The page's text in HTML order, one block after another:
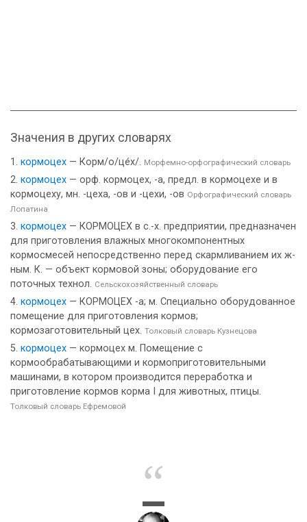
Значения в других словарях
кормоцех — Корм/о/це́х/. Морфемно-орфографический словарь
кормоцех — орф. кормоцех, -а, предл. в кормоцехе и в
кормоцеху, мн. -цеха, -ов и -цехи, -ов Орфографический словарь
Лопатина
кормоцех — КОРМОЦЕХ в с.-х. предприятии, предназначен
для приготовления влажных многокомпонентных
кормосмесей непосредственно перед скармливанием их ж-
ным. К. — объект кормовой зоны; оборудование его
поточных технол. Сельскохозяйственный словарь
кормоцех — КОРМОЦЕХ -а; м. Специально оборудованное
помещение для приготовления кормов;
кормозаготовительный цех. Толковый словарь Кузнецова
кормоцех — кормоцех м. Помещение с
кормообрабатывающими и кормоприготовительными
машинами, в котором производится переработка и
приготовление кормов корма I для животных, птицы.
Толковый словарь Ефремовой